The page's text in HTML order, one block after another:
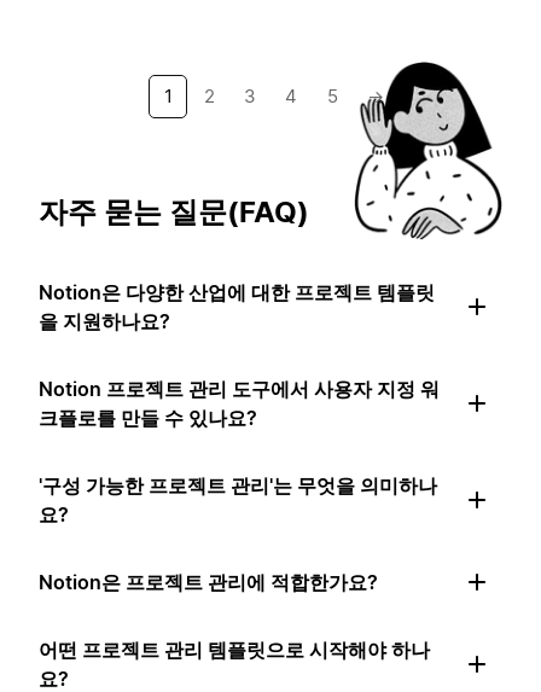
1 2 3 4 5 →
자주 묻는 질문(FAQ)
Notion은 다양한 산업에 대한 프로젝트 템플릿
을 지원하나요?
Notion 프로젝트 관리 도구에서 사용자 지정 워
크플로를 만들 수 있나요?
'구성 가능한 프로젝트 관리'는 무엇을 의미하나
요?
Notion은 프로젝트 관리에 적합한가요?
어떤 프로젝트 관리 템플릿으로 시작해야 하나
요?